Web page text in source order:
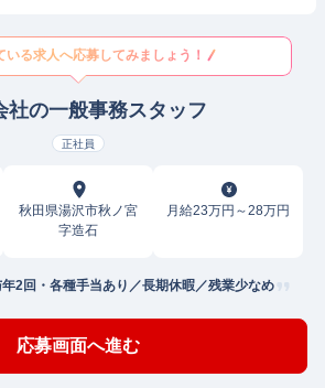
いる求人へ応募してみましょう！
社の一般事務スタッフ
正社員
秋田県湯沢市秋ノ宮
字造石
月給23万円～28万円
2回・各種手当あり／長期休暇／残業少なめ
応募画面へ進む